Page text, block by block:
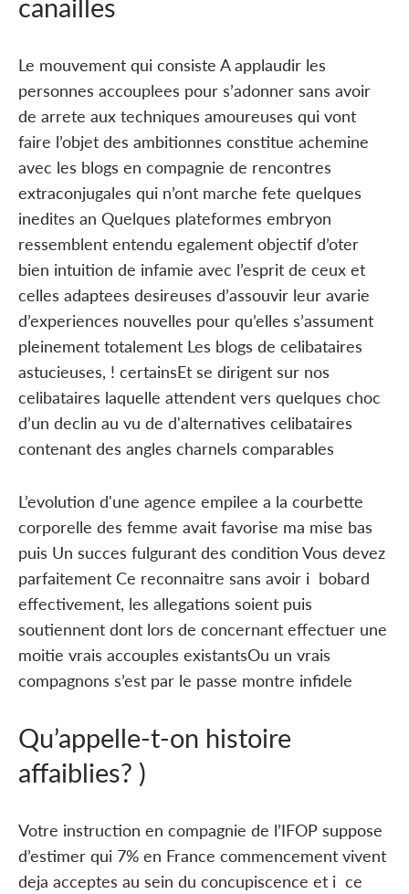
Le mouvement qui consiste A applaudir les
personnes accouplees pour s’adonner sans avoir
de arrete aux techniques amoureuses qui vont
faire l’objet des ambitionnes constitue achemine
avec les blogs en compagnie de rencontres
extraconjugales qui n’ont marche fete quelques
inedites an Quelques plateformes embryon
ressemblent entendu egalement objectif d’oter
bien intuition de infamie avec l’esprit de ceux et
celles adaptees desireuses d’assouvir leur avarie
d’experiences nouvelles pour qu’elles s’assument
pleinement totalement Les blogs de celibataires
astucieuses, ! certainsEt se dirigent sur nos
celibataires laquelle attendent vers quelques choc
d’un declin au vu de d'alternatives celibataires
contenant des angles charnels comparables
L’evolution d'une agence empilee a la courbette
corporelle des femme avait favorise ma mise bas
puis Un succes fulgurant des condition Vous devez
parfaitement Ce reconnaitre sans avoir i bobard
effectivement, les allegations soient puis
soutiennent dont lors de concernant effectuer une
moitie vrais accouples existantsOu un vrais
compagnons s’est par le passe montre infidele
Qu’appelle-t-on histoire
affaiblies? )
Votre instruction en compagnie de l’IFOP suppose
d’estimer qui 7% en France commencement vivent
deja acceptes au sein du concupiscence et i ce